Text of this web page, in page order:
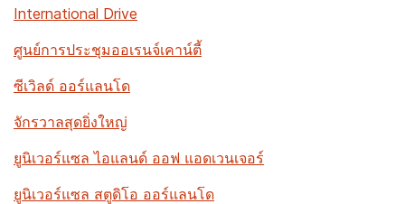
International Drive
ศูนย์การประชุมออเรนจ์เคาน์ตี้
ซีเวิลด์ ออร์แลนโด
จักรวาลสุดยิ่งใหญ่
ยูนิเวอร์แซล ไอแลนด์ ออฟ แอดเวนเจอร์
ยูนิเวอร์แซล สตูดิโอ ออร์แลนโด